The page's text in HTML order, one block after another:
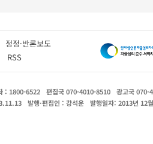
정정·반론보도
RSS
: 1800-6522 편집국 070-4010-8510
광고국 070-
발행·편집인 : 강석운 발행일자: 2013년 12